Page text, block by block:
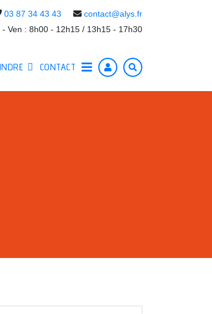
03 87 34 43 43
contact@alys.fr
- Ven : 8h00 - 12h15 / 13h15 - 17h30
CONTACT